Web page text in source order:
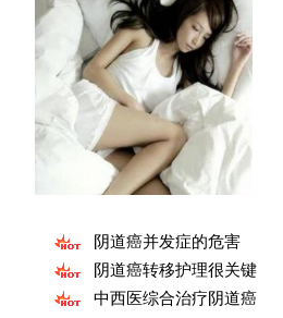
阴道癌并发症的危害
阴道癌转移护理很关键
中西医综合治疗阴道癌